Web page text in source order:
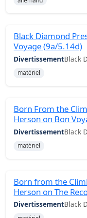
Black Diamond
Voyage (9a/5.14d)
DivertissementBlack
matériel
Born From the
Herson on Bon
DivertissementBlack
matériel
Born from the
Herson on The
DivertissementBlack